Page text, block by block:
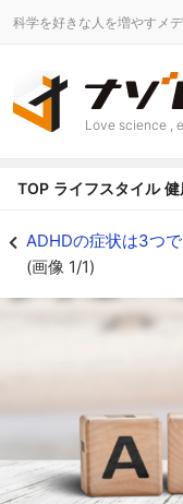
科学を好きな人を増やすメ
Love science ,
TOP ライフスタイル 健
ADHDの症状は3つ
(画像 1/1)